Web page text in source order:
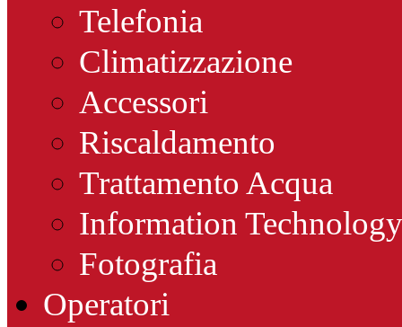
Telefonia
Climatizzazione
Accessori
Riscaldamento
Trattamento Acqua
Information Technology
Fotografia
Operatori